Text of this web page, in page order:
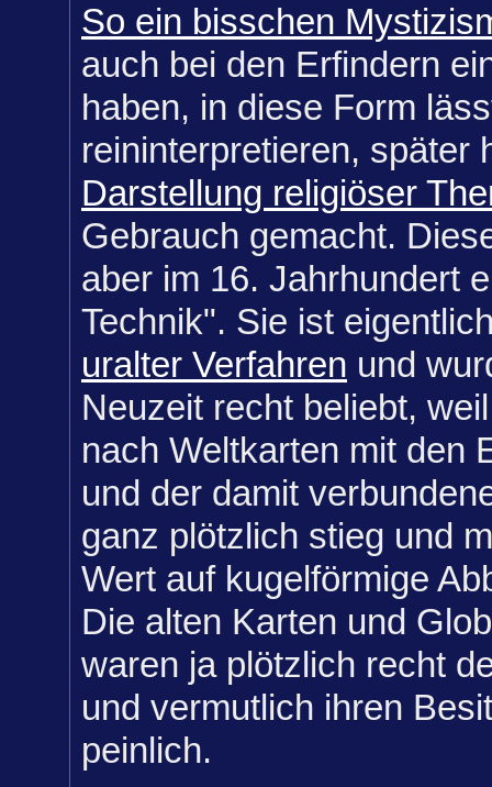
So ein bisschen
auch bei den Erfindern
haben, in diese Form
reininterpretieren, später
Darstellung religiöser
Gebrauch gemacht.
aber im 16. Jahrhundert
Technik". Sie ist
uralter Verfahren und
Neuzeit recht beliebt,
nach Weltkarten mit den
und der damit
ganz plötzlich stieg und
Wert auf kugelförmige
Die alten Karten und
waren ja plötzlich recht
und vermutlich ihren
peinlich.